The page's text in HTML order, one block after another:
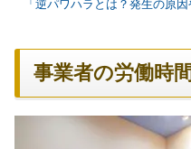
「逆パワハラとは？発生の原
事業者の労働時